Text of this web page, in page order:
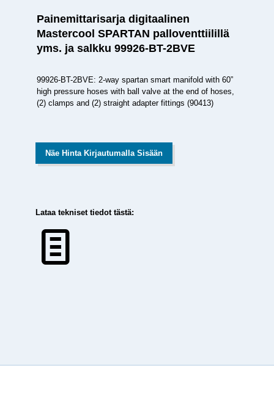
Painemittarisarja digitaalinen
Mastercool SPARTAN palloventtiilillä
yms. ja salkku 99926-BT-2BVE
99926-BT-2BVE: 2-way spartan smart manifold with 60”
high pressure hoses with ball valve at the end of hoses,
(2) clamps and (2) straight adapter fittings (90413)
Näe Hinta Kirjautumalla Sisään
Lataa tekniset tiedot tästä: